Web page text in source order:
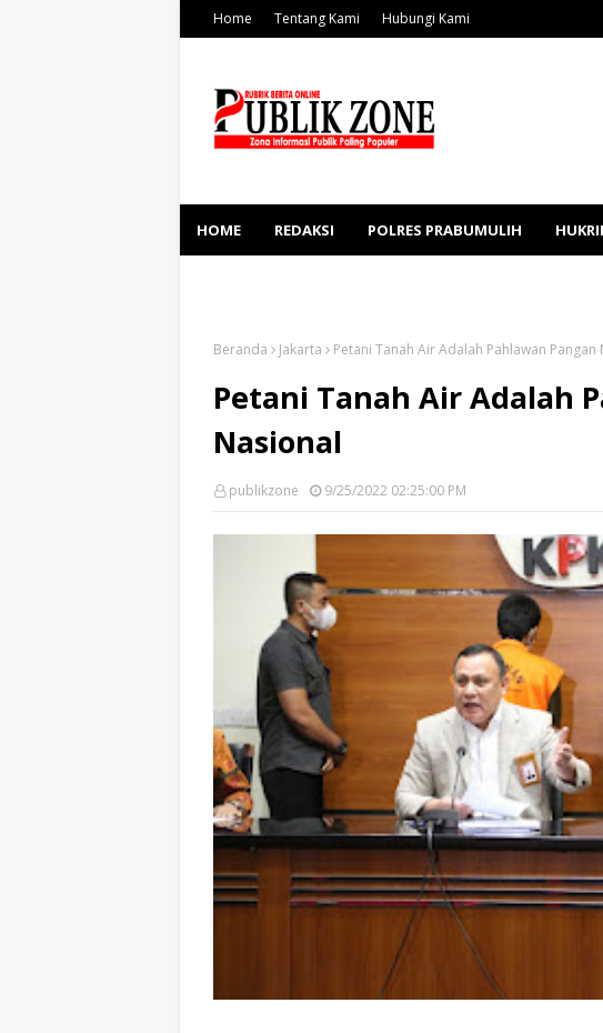
Home Tentang Kami Hubungi Kami
HOME REDAKSI POLRES PRABUMULIH
Beranda Jakarta Petani Tanah Air Adalah Pahlawan Pangan
Petani Tanah Air Adalah
Nasional
publikzone 9/25/2022 02:25:00 PM